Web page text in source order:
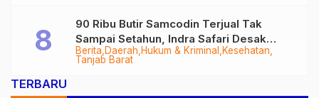
Berita Daerah Hukum & Kriminal
Kesehatan
Tanjab Barat
90 Ribu Butir Samcodin Terjual Tak
Sampai Setahun, Indra Safari Desak
Audit Menyeluruh
TERBARU